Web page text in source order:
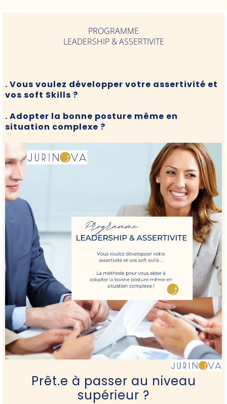
PROGRAMME
LEADERSHIP & ASSERTIVITE
. Vous voulez développer votre assertivité et
vos soft Skills ?
. Adopter la bonne posture même en
situation complexe ?
Prêt.e à passer au niveau
supérieur ?